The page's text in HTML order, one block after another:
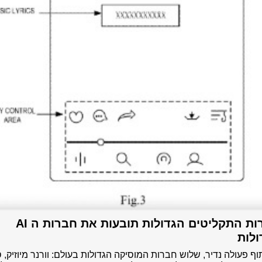
חברות התקליטים הגדולות תובעות את חברות ה AI
פעולה נדיר, שלוש חברות המוסיקה הגדולות בעולם: וורנר מיוזיק,